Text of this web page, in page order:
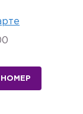
НОМЕР